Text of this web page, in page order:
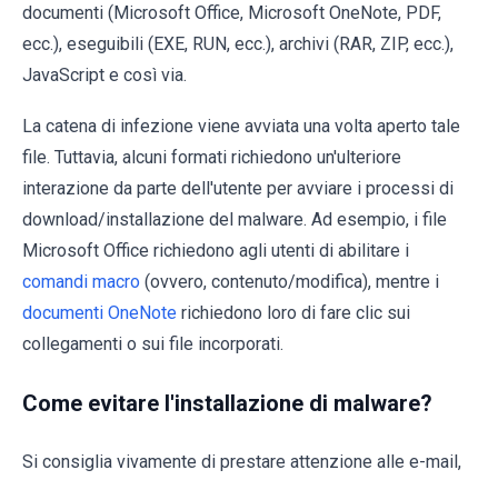
documenti (Microsoft Office, Microsoft OneNote, PDF,
ecc.), eseguibili (EXE, RUN, ecc.), archivi (RAR, ZIP, ecc.),
JavaScript e così via.
La catena di infezione viene avviata una volta aperto tale
file. Tuttavia, alcuni formati richiedono un'ulteriore
interazione da parte dell'utente per avviare i processi di
download/installazione del malware. Ad esempio, i file
Microsoft Office richiedono agli utenti di abilitare i
comandi macro (ovvero, contenuto/modifica), mentre i
documenti OneNote richiedono loro di fare clic sui
collegamenti o sui file incorporati.
Come evitare l'installazione di malware?
Si consiglia vivamente di prestare attenzione alle e-mail,